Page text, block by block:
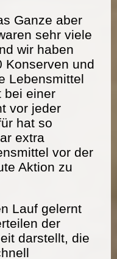
Ganze aber
sehr viele
wir haben
Konserven und
Lebensmittel
bei einer
vor jeder
hat so
extra
vor der
Aktion zu
Lauf gelernt
der
darstellt, die